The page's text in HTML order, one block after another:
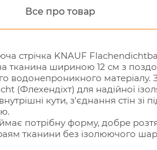
Все про товар
стрічка KNAUF
тканина шириною 12 см з
водонепроникного матеріалу.
(Флехендіхт) для надійної
кути, з'єднання стін
потрібну форму, добре
тканини без ізолюючого